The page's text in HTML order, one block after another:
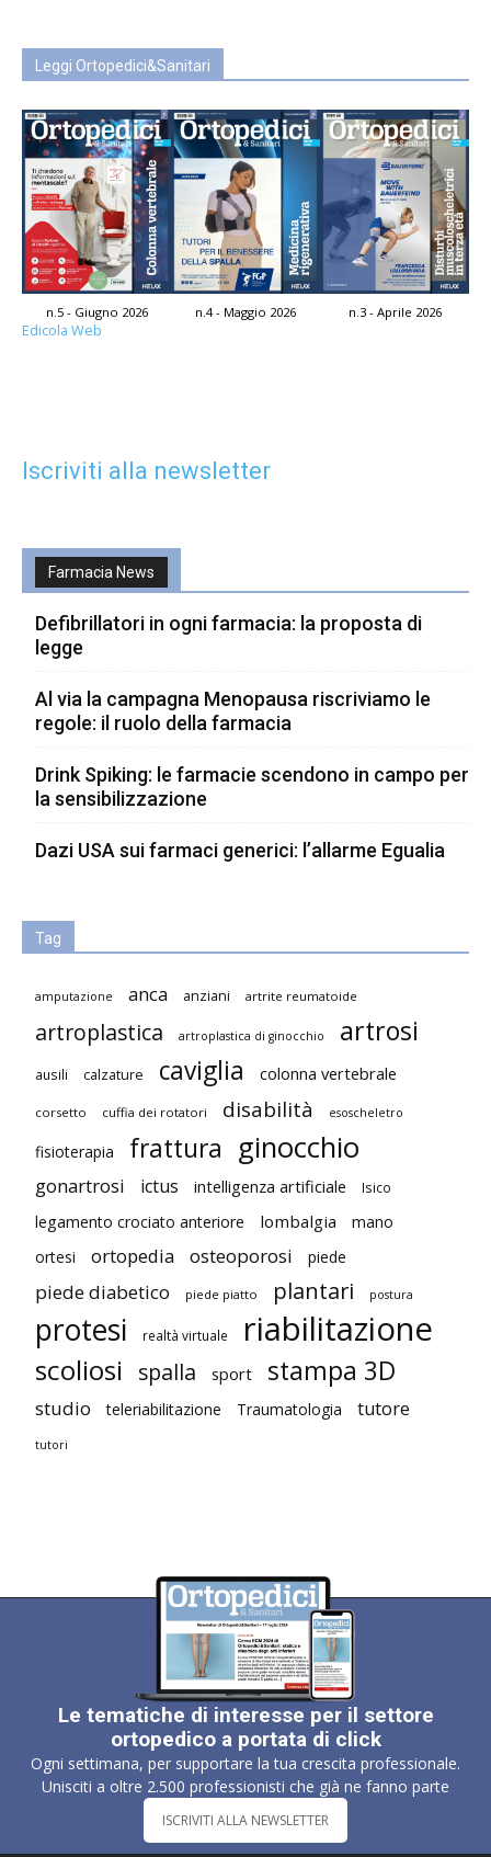
Leggi Ortopedici&Sanitari
n.5 - Giugno 2026 n.4 - Maggio 2026 n.3 - Aprile 2026
Edicola Web
Iscriviti alla newsletter
Farmacia News
Defibrillatori in ogni farmacia: la proposta di
legge
Al via la campagna Menopausa riscriviamo le
regole: il ruolo della farmacia
Drink Spiking: le farmacie scendono in campo per
la sensibilizzazione
Dazi USA sui farmaci generici: l’allarme Egualia
Tag
amputazione anca anziani artrite reumatoide
artroplastica artroplastica di ginocchio artrosi
ausili calzature caviglia colonna vertebrale
corsetto cuffia dei rotatori disabilità esoscheletro
fisioterapia frattura ginocchio
gonartrosi ictus intelligenza artificiale Isico
legamento crociato anteriore lombalgia
mano
ortesi
ortopedia osteoporosi piede
piede diabetico piede piatto plantari postura
protesi realtà virtuale riabilitazione
scoliosi spalla sport stampa 3D
studio teleriabilitazione Traumatologia tutore
tutori
Le tematiche di interesse per il settore
ortopedico a portata di click
Ogni settimana, per supportare la tua crescita professionale.
Unisciti a oltre 2.500 professionisti che già ne fanno parte
ISCRIVITI ALLA NEWSLETTER